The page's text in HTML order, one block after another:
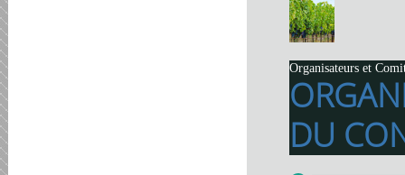
Organisateurs et
DU